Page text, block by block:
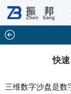
快
三维数字沙盘是数